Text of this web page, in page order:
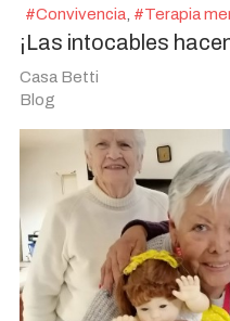
Convivencia
Terapia
¡Las intocables
Casa Betti
Blog